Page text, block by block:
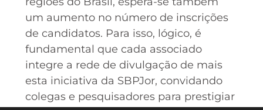
um aumento no número de inscrições
de candidatos. Para isso, lógico, é
fundamental que cada associado
integre a rede de divulgação de mais
esta iniciativa da SBPJor, convidando
colegas e pesquisadores para prestigiar